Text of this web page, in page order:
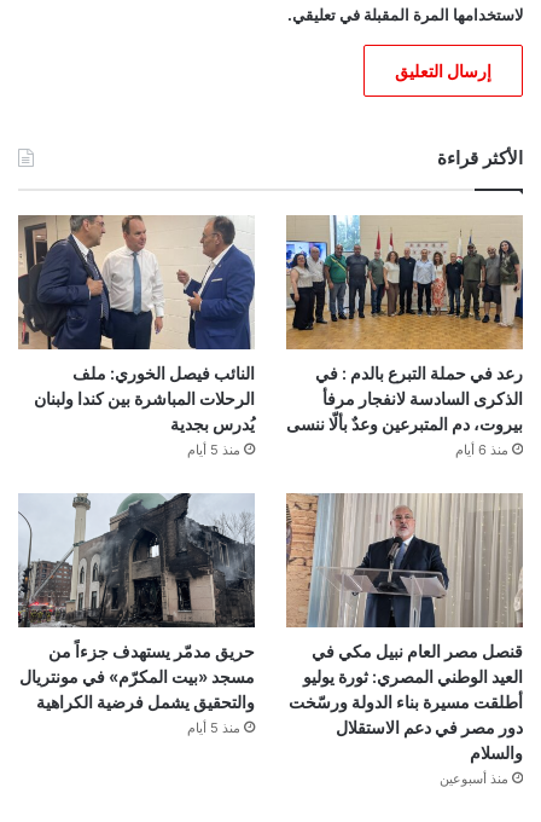
لاستخدامها المرة المقبلة في تعليقي.
الأكثر قراءة
رعد في حملة التبرع بالدم : في
الذكرى السادسة لانفجار مرفأ
بيروت، دم المتبرعين وعدٌ بألّا ننسى
منذ 6 أيام
النائب فيصل الخوري: ملف
الرحلات المباشرة بين كندا ولبنان
يُدرس بجدية
منذ 5 أيام
قنصل مصر العام نبيل مكي في
العيد الوطني المصري: ثورة يوليو
أطلقت مسيرة بناء الدولة ورسّخت
دور مصر في دعم الاستقلال
والسلام
منذ أسبوعين
حريق مدمّر يستهدف جزءاً من
مسجد «بيت المكرّم» في مونتريال
والتحقيق يشمل فرضية الكراهية
منذ 5 أيام